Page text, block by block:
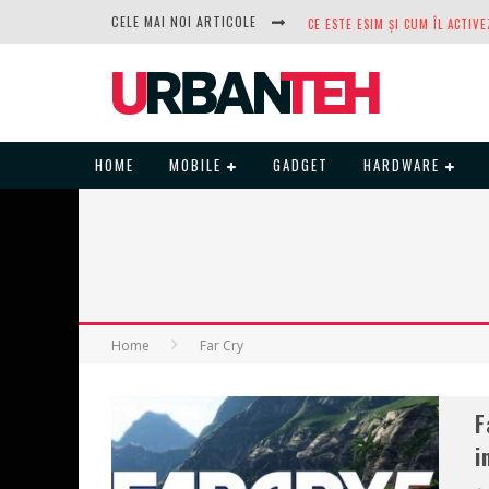
CELE MAI NOI ARTICOLE
DUPĂ ANI DE REFUZURI,
HOME MOBILE GADGET HARDWARE
Home Far Cry